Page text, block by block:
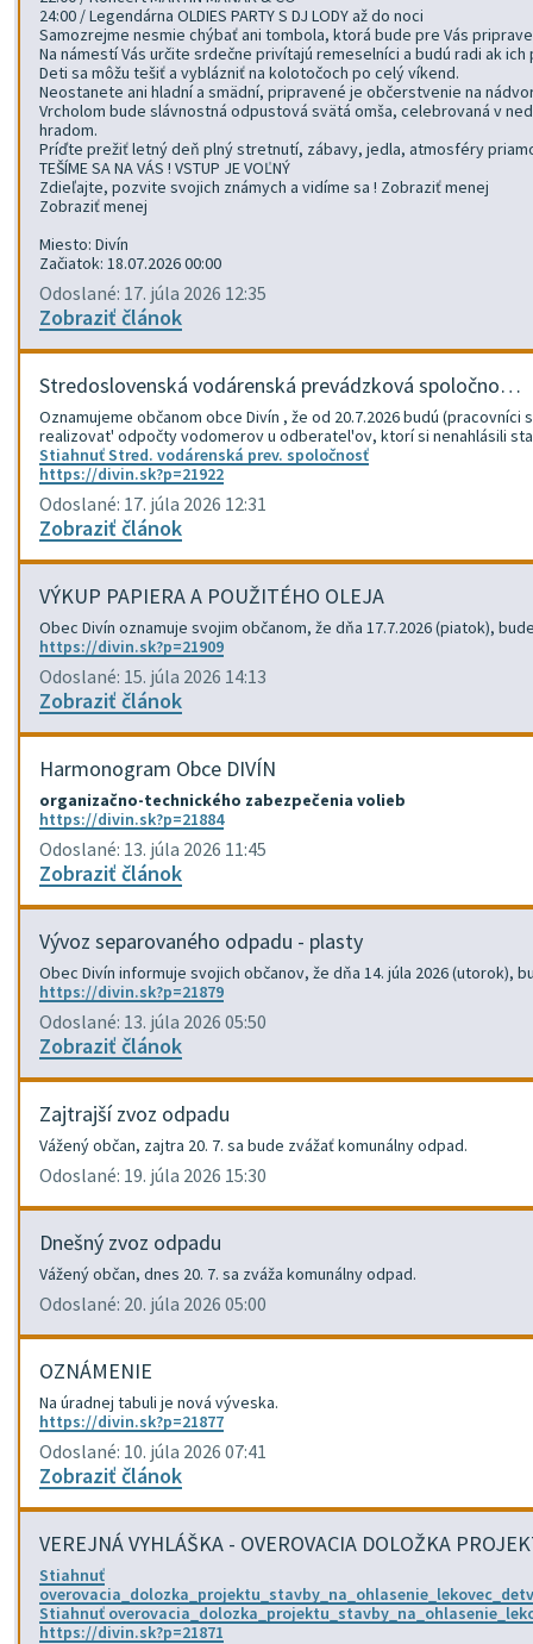
24:00 / Legendárna OLDIES PARTY S DJ LODY až do noci
Samozrejme nesmie chýbať ani tombola, ktorá bude pre Vás
Na námestí Vás určite srdečne privítajú remeselníci a budú radi ak
Deti sa môžu tešiť a vyblázniť na kolotočoch po celý víkend.
Neostanete ani hladní a smädní, pripravené je občerstvenie na
Vrcholom bude slávnostná odpustová svätá omša, celebrovaná v
hradom.
Príďte prežiť letný deň plný stretnutí, zábavy, jedla, atmosféry
TEŠÍME SA NA VÁS ! VSTUP JE VOĽNÝ
Zdieľajte, pozvite svojich známych a vidíme sa ! Zobraziť menej
Zobraziť menej
Miesto: Divín
Začiatok: 18.07.2026 00:00
Odoslané: 17. júla 2026 12:35
Zobraziť článok
Stredoslovenská vodárenská prevádzková spoločno…
Oznamujeme občanom obce Divín , že od 20.7.2026 budú (pracovníci
realizovat' odpočty vodomerov u odberatel'ov, ktorí si nenahlásili
Stiahnuť Stred. vodárenská prev. spoločnosť
https://divin.sk?p=21922
Odoslané: 17. júla 2026 12:31
Zobraziť článok
VÝKUP PAPIERA A POUŽITÉHO OLEJA
Obec Divín oznamuje svojim občanom, že dňa 17.7.2026 (piatok),
https://divin.sk?p=21909
Odoslané: 15. júla 2026 14:13
Zobraziť článok
Harmonogram Obce DIVÍN
organizačno-technického zabezpečenia volieb
https://divin.sk?p=21884
Odoslané: 13. júla 2026 11:45
Zobraziť článok
Vývoz separovaného odpadu - plasty
Obec Divín informuje svojich občanov, že dňa 14. júla 2026 (utorok),
https://divin.sk?p=21879
Odoslané: 13. júla 2026 05:50
Zobraziť článok
Zajtrajší zvoz odpadu
Vážený občan, zajtra 20. 7. sa bude zvážať komunálny odpad.
Odoslané: 19. júla 2026 15:30
Dnešný zvoz odpadu
Vážený občan, dnes 20. 7. sa zváža komunálny odpad.
Odoslané: 20. júla 2026 05:00
OZNÁMENIE
Na úradnej tabuli je nová výveska.
https://divin.sk?p=21877
Odoslané: 10. júla 2026 07:41
Zobraziť článok
VEREJNÁ VYHLÁŠKA - OVEROVACIA DOLOŽKA
Stiahnuť
Stiahnuť
https://divin.sk?p=21871